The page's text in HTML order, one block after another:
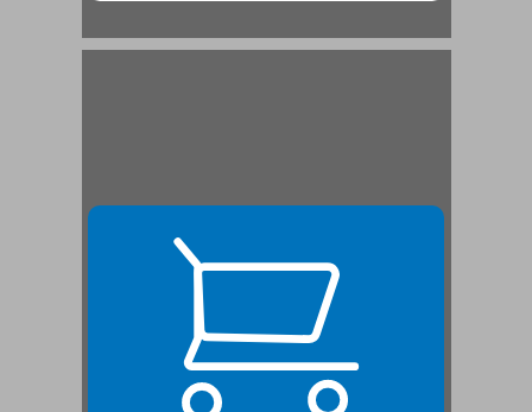
2. הרקע הגיאוגראפי־היסטורי: ארץ־ישראל בין מצרים למסופוטמיה ... 26